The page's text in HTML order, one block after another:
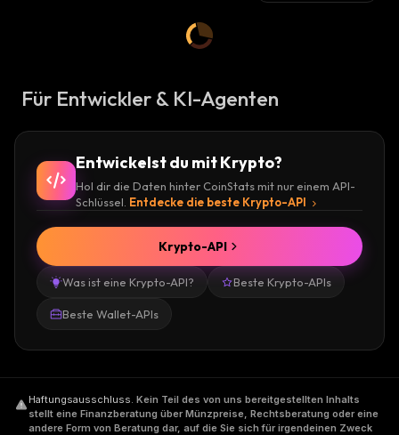
Für Entwickler & KI-Agenten
Entwickelst du mit Krypto?
Hol dir die Daten hinter CoinStats mit nur einem API-
Schlüssel. Entdecke die beste Krypto-API
Was ist eine Krypto-API? Beste Krypto-APIs
Beste Wallet-APIs
Krypto-API
Haftungsausschluss. Kein Teil des von uns bereitgestellten Inhalts
stellt eine Finanzberatung über Münzpreise, Rechtsberatung oder eine
andere Form von Beratung dar, auf die Sie sich für irgendeinen Zweck